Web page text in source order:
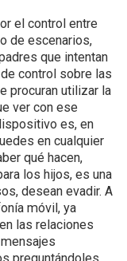
el control entre
de escenarios,
que intentan
control sobre las
procuran utilizar la
ver con ese
es, en
en cualquier
qué hacen,
los hijos, es una
desean evadir. A
móvil, ya
las relaciones